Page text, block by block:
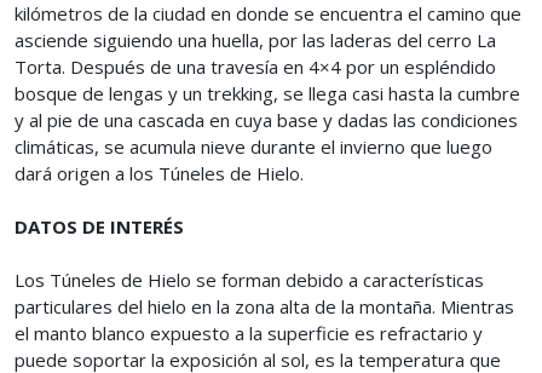
kilómetros de la ciudad en donde se encuentra el camino que
asciende siguiendo una huella, por las laderas del cerro La
Torta. Después de una travesía en 4×4 por un espléndido
bosque de lengas y un trekking, se llega casi hasta la cumbre
y al pie de una cascada en cuya base y dadas las condiciones
climáticas, se acumula nieve durante el invierno que luego
dará origen a los Túneles de Hielo.
DATOS DE INTERÉS
Los Túneles de Hielo se forman debido a características
particulares del hielo en la zona alta de la montaña. Mientras
el manto blanco expuesto a la superficie es refractario y
puede soportar la exposición al sol, es la temperatura que